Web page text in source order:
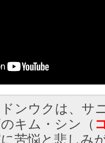
ンウクは、サ
キム・シン（
苦悩と悲しみ